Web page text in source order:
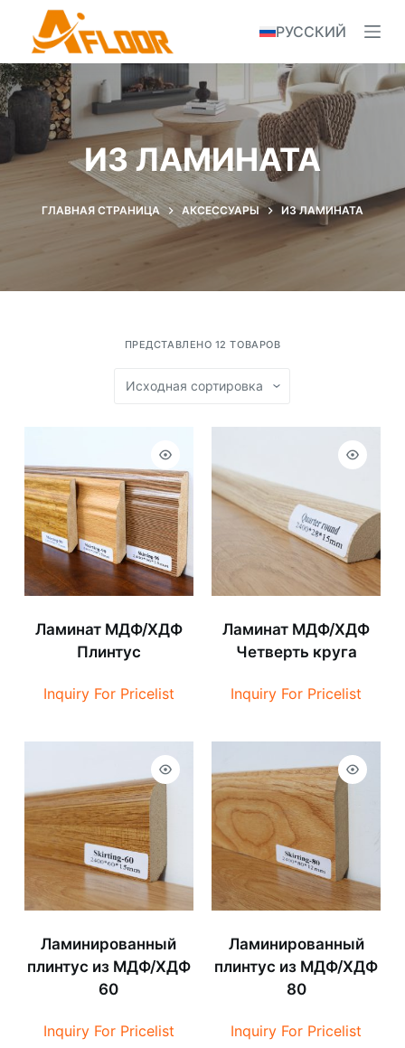
i
p
c
РУССКИЙ
ИЗ ЛАМИНАТА
ГЛАВНАЯ СТРАНИЦА АКСЕССУАРЫ ИЗ ЛАМИНАТА
ПРЕДСТАВЛЕНО 12 ТОВАРОВ
Ламинат МДФ/ХДФ
Плинтус
Inquiry For Pricelist
Ламинат МДФ/ХДФ
Четверть круга
Inquiry For Pricelist
Ламинированный
плинтус из МДФ/ХДФ
60
Inquiry For Pricelist
Ламинированный
плинтус из МДФ/ХДФ
80
Inquiry For Pricelist